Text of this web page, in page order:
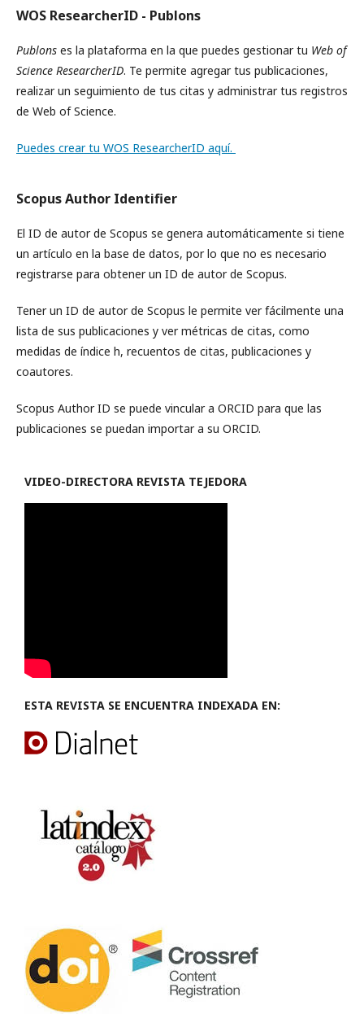
WOS ResearcherID - Publons
Publons es la plataforma en la que puedes gestionar tu Web of
Science ResearcherID. Te permite agregar tus publicaciones,
realizar un seguimiento de tus citas y administrar tus registros
de Web of Science.
Puedes crear tu WOS ResearcherID aquí.
Scopus Author Identifier
El ID de autor de Scopus se genera automáticamente si tiene
un artículo en la base de datos, por lo que no es necesario
registrarse para obtener un ID de autor de Scopus.
Tener un ID de autor de Scopus le permite ver fácilmente una
lista de sus publicaciones y ver métricas de citas, como
medidas de índice h, recuentos de citas, publicaciones y
coautores.
Scopus Author ID se puede vincular a ORCID para que las
publicaciones se puedan importar a su ORCID.
VIDEO-DIRECTORA REVISTA TEJEDORA
ESTA REVISTA SE ENCUENTRA INDEXADA EN: